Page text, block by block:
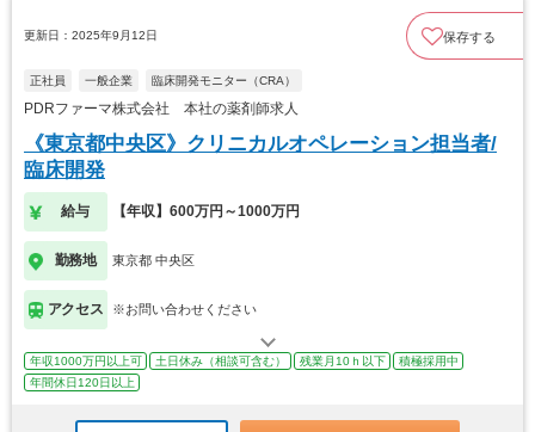
更新日：2025年9月12日 保存する
正社員 一般企業 臨床開発モニター（CRA）
PDRファーマ株式会社 本社の薬剤師求人
《東京都中央区》クリニカルオペレーション担当者/
臨床開発
給与 【年収】600万円～1000万円
勤務地 東京都 中央区
アクセス ※お問い合わせください
年収1000万円以上可 土日休み（相談可含む） 残業月10ｈ以下
積極採用中
年間休日120日以上